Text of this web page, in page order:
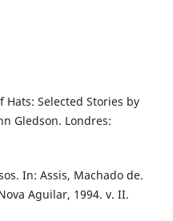
Hats: Selected Stories by
Gledson. Londres:
In: Assis, Machado de.
Aguilar, 1994. v. II.